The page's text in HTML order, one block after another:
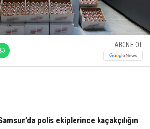
ABONE OL
polis ekiplerince kaçakçılığın